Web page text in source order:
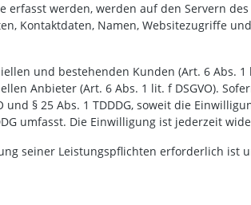
werden, werden auf den Servern
Kontaktdaten, Namen, Websitezugriffe
und bestehenden Kunden (Art. 6 Abs.
Anbieter (Art. 6 Abs. 1 lit. f DSGVO).
§ 25 Abs. 1 TDDDG, soweit die
umfasst. Die Einwilligung ist jederzeit
seiner Leistungspflichten erforderlich ist